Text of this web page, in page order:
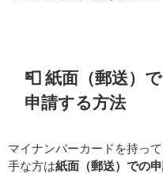
📮 紙面（郵送）
申請する方法
マイナンバーカードを持っ
手な方は紙面（郵送）での